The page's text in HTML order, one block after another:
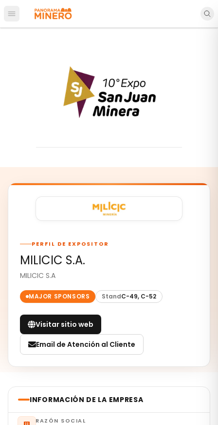
Abrir menú principal
PERFIL DE EXPOSITOR
MILICIC S.A.
MILICIC S.A
MAJOR SPONSORS StandC-49, C-52
Visitar sitio web
Email de Atención al Cliente
INFORMACIÓN DE LA EMPRESA
RAZÓN SOCIAL